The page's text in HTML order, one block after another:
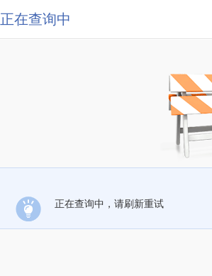
正在查询中
正在查询中，请刷新重试